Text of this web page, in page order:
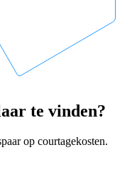
te vinden?
op courtagekosten.